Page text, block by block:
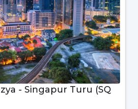
- Singapur Turu (SQ